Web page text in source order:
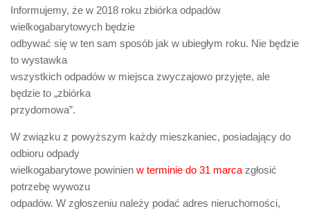
Informujemy, że w 2018 roku zbiórka odpadów
wielkogabarytowych będzie
odbywać się w ten sam sposób jak w ubiegłym roku. Nie będzie
to wystawka
wszystkich odpadów w miejsca zwyczajowo przyjęte, ale
będzie to „zbiórka
przydomowa”.
W związku z powyższym każdy mieszkaniec, posiadający do
odbioru odpady
wielkogabarytowe powinien w terminie do 31 marca zgłosić
potrzebę wywozu
odpadów. W zgłoszeniu należy podać adres nieruchomości,